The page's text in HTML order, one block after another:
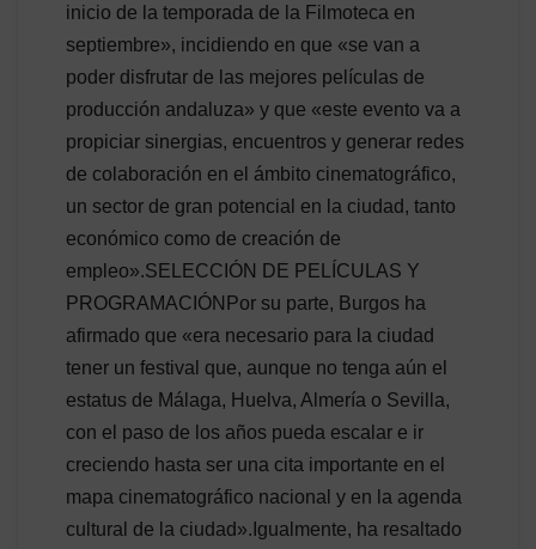
inicio de la temporada de la Filmoteca en
septiembre», incidiendo en que «se van a
poder disfrutar de las mejores películas de
producción andaluza» y que «este evento va a
propiciar sinergias, encuentros y generar redes
de colaboración en el ámbito cinematográfico,
un sector de gran potencial en la ciudad, tanto
económico como de creación de
empleo».SELECCIÓN DE PELÍCULAS Y
PROGRAMACIÓNPor su parte, Burgos ha
afirmado que «era necesario para la ciudad
tener un festival que, aunque no tenga aún el
estatus de Málaga, Huelva, Almería o Sevilla,
con el paso de los años pueda escalar e ir
creciendo hasta ser una cita importante en el
mapa cinematográfico nacional y en la agenda
cultural de la ciudad».Igualmente, ha resaltado